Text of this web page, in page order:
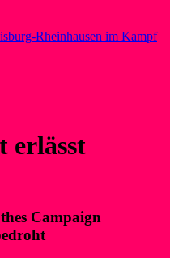
Rheinhausen im Kampf
erlässt
Campaign